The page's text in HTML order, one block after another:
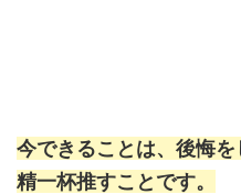
今できることは、後悔
精一杯推すことです。